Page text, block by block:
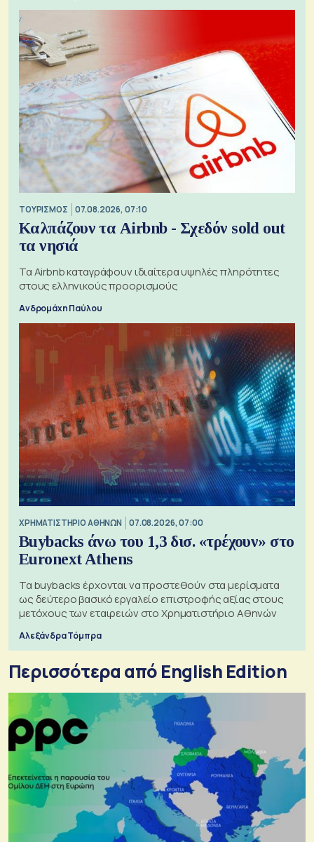
ΤΟΥΡΙΣΜΟΣ 07.08.2026, 07:10
Καλπάζουν τα Airbnb - Σχεδόν sold out
τα νησιά
Τα Airbnb καταγράφουν ιδιαίτερα υψηλές πληρότητες
στους ελληνικούς προορισμούς
Ανδρομάχη Παύλου
XΡΗΜΑΤΙΣΤΗΡΙΟ ΑΘΗΝΩΝ 07.08.2026, 07:00
Buybacks άνω του 1,3 δισ. «τρέχουν» στο
Euronext Athens
Τα buybacks έρχονται να προστεθούν στα μερίσματα
ως δεύτερο βασικό εργαλείο επιστροφής αξίας στους
μετόχους των εταιρειών στο Χρηματιστήριο Αθηνών
Αλεξάνδρα Τόμπρα
Περισσότερα από English Edition